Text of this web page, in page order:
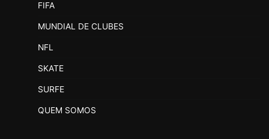
FIFA
MUNDIAL DE CLUBES
NFL
SKATE
SURFE
QUEM SOMOS